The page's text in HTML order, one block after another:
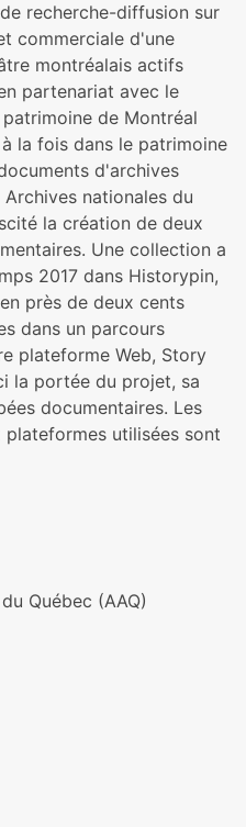
recherche-diffusion sur
commerciale d'une
montréalais actifs
partenariat avec le
de Montréal
la fois dans le patrimoine
d'archives
nationales du
la création de deux
Une collection a
2017 dans Historypin,
près de deux cents
dans un parcours
plateforme Web, Story
la portée du projet, sa
documentaires. Les
utilisées sont
Québec (AAQ)